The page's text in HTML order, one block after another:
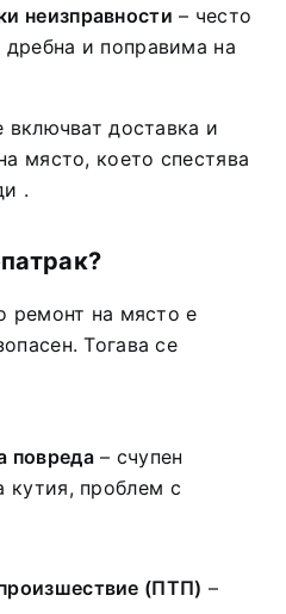
неизправности – често
и поправима на
включват доставка и
място, което спестява
.
ремонт на място е
Тогава се
повреда– счупен
кутия, проблем с
(ПТП) –